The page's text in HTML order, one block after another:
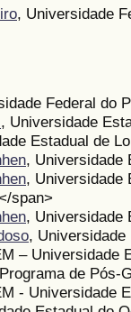
, Universidade
Federal do
, Universidade
Estadual de
, Universidade
, Universidade
span>
, Universidade
, Universidade
– Universidade
de Pós-
- Universidade